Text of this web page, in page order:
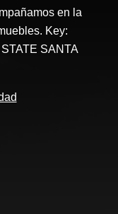
en la
Key:
SANTA